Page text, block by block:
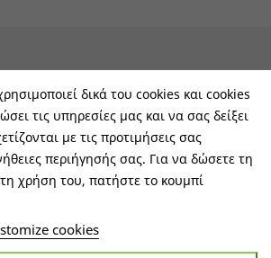
keyboard_arrow_down
keyboard_arrow_down
keyboard_arrow_down
δικά του cookies και cookies
τις υπηρεσίες μας και να σας δείξει
με τις προτιμήσεις σας
περιήγησής σας. Για να δώσετε τη
χρήση του, πατήστε το κουμπί
cookies